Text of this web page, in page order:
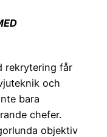
rekrytering får
och
bara
chefer.
objektiv